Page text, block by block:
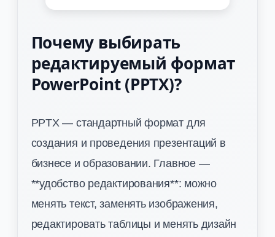
Почему выбирать
редактируемый формат
PowerPoint (PPTX)?
PPTX — стандартный формат для
создания и проведения презентаций в
бизнесе и образовании. Главное —
**удобство редактирования**: можно
менять текст, заменять изображения,
редактировать таблицы и менять дизайн